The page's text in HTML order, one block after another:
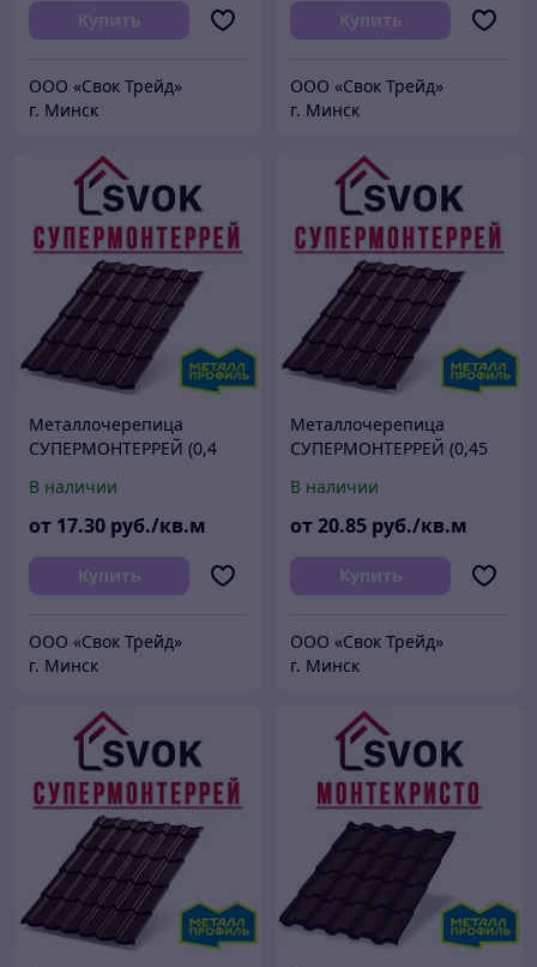
Купить
ООО «Свок Трейд»
г. Минск
Купить
ООО «Свок Трейд»
г. Минск
Металлочерепица
СУПЕРМОНТЕРРЕЙ (0,4
В наличии
от 17.30 руб./кв.м
Купить
ООО «Свок Трейд»
г. Минск
Металлочерепица
СУПЕРМОНТЕРРЕЙ (0,45
В наличии
от20.85 руб./кв.м
Купить
ООО «Свок Трейд»
г. Минск